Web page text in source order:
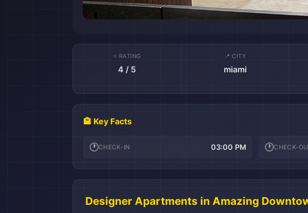
⭐ RATING
4 / 5
📍 CITY
miami
🏨 Key Facts
🕐CHECK-IN 03:00 PM 🕐CHECK-
Designer Apartments in Amazing